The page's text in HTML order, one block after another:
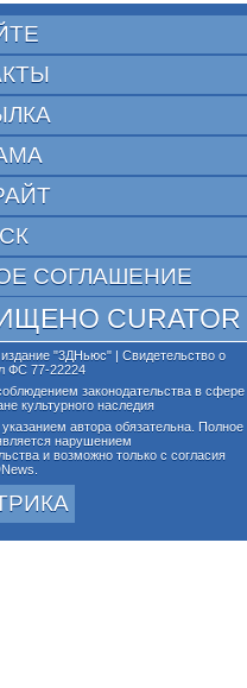
СОГЛАШЕНИЕ
CURATOR
"3ДНьюс" | Свидетельство о
ФС 77-22224
законодательства в сфере
культурного наследия
автора обязательна. Полное
нарушением
и возможно только с согласия